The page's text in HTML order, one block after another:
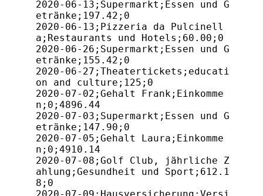
2020-06-13;Supermarkt;Essen und G
etränke;197.42;0
2020-06-13;Pizzeria da Pulcinell
a;Restaurants und Hotels;60.00;0
2020-06-26;Supermarkt;Essen und G
etränke;155.42;0
2020-06-27;Theatertickets;educati
on and culture;125;0
2020-07-02;Gehalt Frank;Einkomme
n;0;4896.44
2020-07-03;Supermarkt;Essen und G
etränke;147.90;0
2020-07-05;Gehalt Laura;Einkomme
n;0;4910.14
2020-07-08;Golf Club, jährliche Z
ahlung;Gesundheit und Sport;612.1
8;0